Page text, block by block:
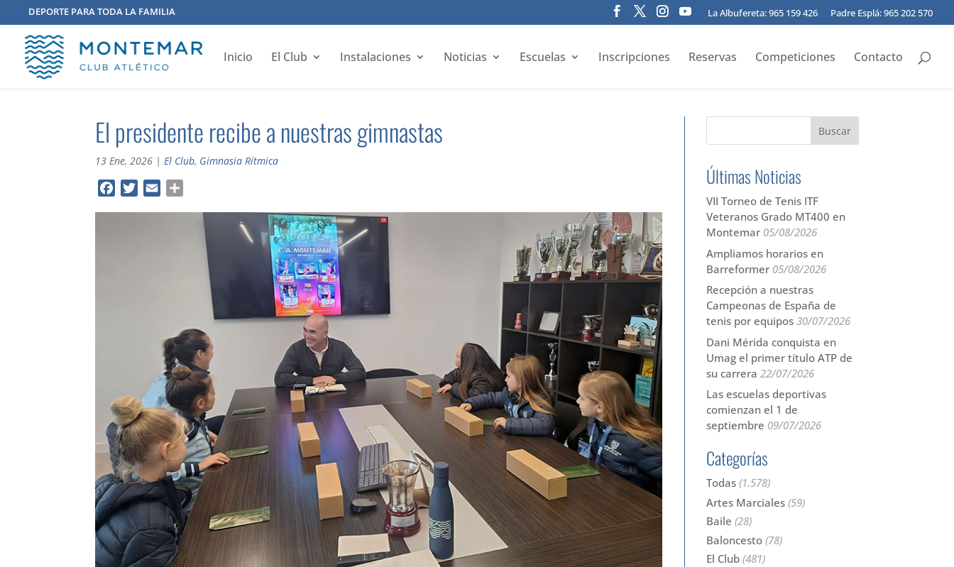
DEPORTE PARA TODA LA FAMILIA La Albufereta: 965 159 426 Padre Esplá: 965 202 570
Inicio El Club Instalaciones Noticias Escuelas Inscripciones Reservas Competiciones Contacto
El presidente recibe a nuestras gimnastas
13 Ene, 2026 |El Club, Gimnasia Rítmica
Últimas Noticias
VII Torneo de Tenis ITF
Veteranos Grado MT400 en
Montemar 05/08/2026
Ampliamos horarios en
Barreformer 05/08/2026
Recepción a nuestras
Campeonas de España de
tenis por equipos 30/07/2026
Dani Mérida conquista en
Umag el primer título ATP de
su carrera 22/07/2026
Las escuelas deportivas
comienzan el 1 de
septiembre 09/07/2026
Categorías
Todas(1.578)
Artes Marciales(59)
Baile (28)
Baloncesto(78)
El Club(481)